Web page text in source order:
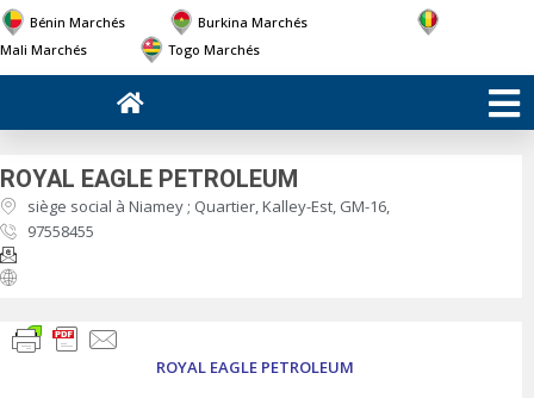
Bénin Marchés
Burkina Marchés
Mali Marchés
Togo Marchés
ROYAL EAGLE PETROLEUM
siège social à Niamey ; Quartier, Kalley-Est, GM-16,
97558455
ROYAL EAGLE PETROLEUM